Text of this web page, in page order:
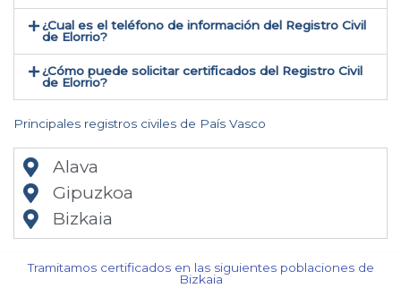
¿Cual es el teléfono de información del Registro Civil
de Elorrio​?
¿Cómo puede solicitar certificados del Registro Civil
de Elorrio​?
Principales registros civiles de País Vasco
Alava
Gipuzkoa
Bizkaia
Tramitamos certificados en las siguientes poblaciones de
Bizkaia​